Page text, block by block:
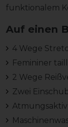
funktionalem
Auf einen
4 Wege
Femininer
2 Wege
Zwei